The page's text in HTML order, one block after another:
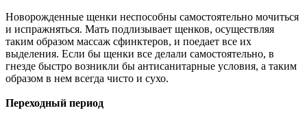
Новорожденные щенки неспособны самостоятельно мочиться
и испражняться. Мать подлизывает щенков, осуществляя
таким образом массаж сфинктеров, и поедает все их
выделения. Если бы щенки все делали самостоятельно, в
гнезде быстро возникли бы антисанитарные условия, а таким
образом в нем всегда чисто и сухо.
Переходный период